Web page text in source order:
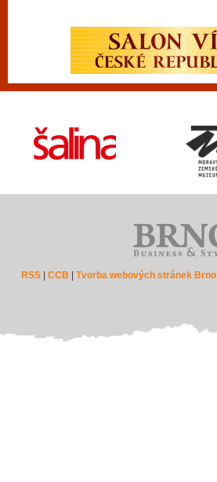
RSS |CCB |Tvorba webových stránek Brno